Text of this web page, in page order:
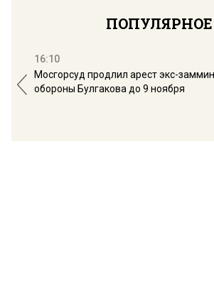
ПОПУЛЯРНОЕ
16:10
Мосгорсуд продлил арест экс-
обороны Булгакова до 9 ноября